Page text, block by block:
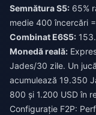
Semnătura S5: 65%
medie 400 încercări
Combinat E6S5:
Monedă reală:
Jades/30 zile. Un
acumulează 19.350
800 și 1.200 USD în
Configurație F2P: